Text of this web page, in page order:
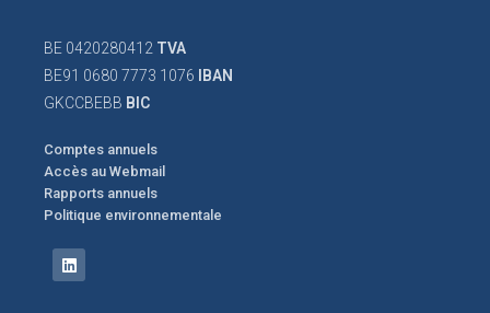
BE 0420280412 TVA
BE91 0680 7773 1076
IBAN
GKCCBEBB BIC
Comptes annuels
Accès au Webmail
Rapports annuels
Politique environnementale